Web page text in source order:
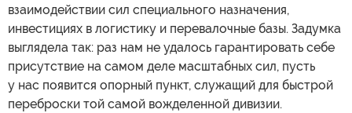
взаимодействии сил специального назначения,
инвестициях в логистику и перевалочные базы. Задумка
выглядела так: раз нам не удалось гарантировать себе
присутствие на самом деле масштабных сил, пусть
у нас появится опорный пункт, служащий для быстрой
переброски той самой вожделенной дивизии.